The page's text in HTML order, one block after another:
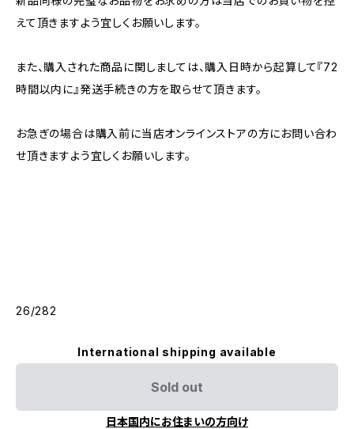
えて頂きますよう宜しくお願いします。
また、購入された商品に関しましては、購入日時から起算して『72
時間以内に』発送手続きの方を取らせて頂きます。
お急ぎの場合は購入前に当店オンラインストアの方にお問い合わ
せ頂きますよう宜しくお願いします。
26/282
International shipping available
Sold out
日本国内にお住まいの方向け